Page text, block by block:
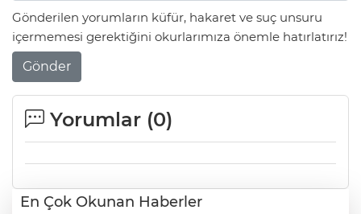
Gönderilen yorumların küfür, hakaret ve suç unsuru
içermemesi gerektiğini okurlarımıza önemle hatırlatırız!
Gönder
Yorumlar (0)
En Çok Okunan Haberler